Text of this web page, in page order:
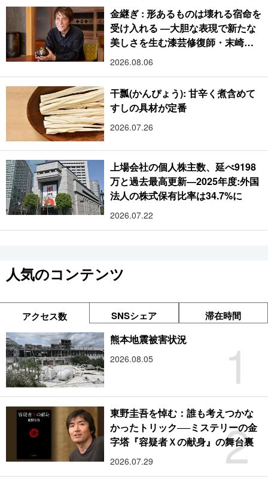
金継ぎ : 形あるものは壊れる宿命を
受け入れる ―大胆な表現で新たな
美しさを生む漆芸修復師・末崎広
樹
2026.08.06
干瓢(かんぴょう): 甘辛く煮含めて
すしの具材が定番
2026.07.26
上場会社の個人株主数、延べ9198
万と過去最高更新―2025年度:外国
法人の株式保有比率は34.7%に
2026.07.22
人気のコンテンツ
アクセス数 SNSシェア 滞在時間
1
熊本地震被害状況
2026.08.05
2
東野圭吾を悼む：誰も考えつかな
かったトリック──ミステリーの金
字塔『容疑者Ｘの献身』の舞台裏
2026.07.29